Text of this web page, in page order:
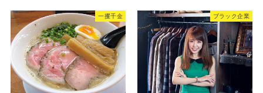
一攫千金 ブラック企業